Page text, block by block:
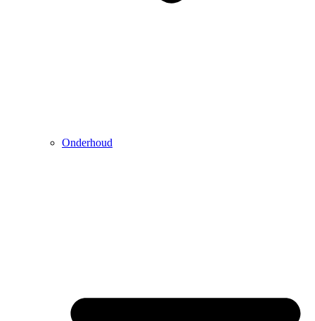
Onderhoud